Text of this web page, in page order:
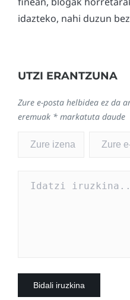
idazteko, nahi duzun
UTZI ERANTZUNA
Zure e-posta helbidea ez da
eremuak * markatuta daude